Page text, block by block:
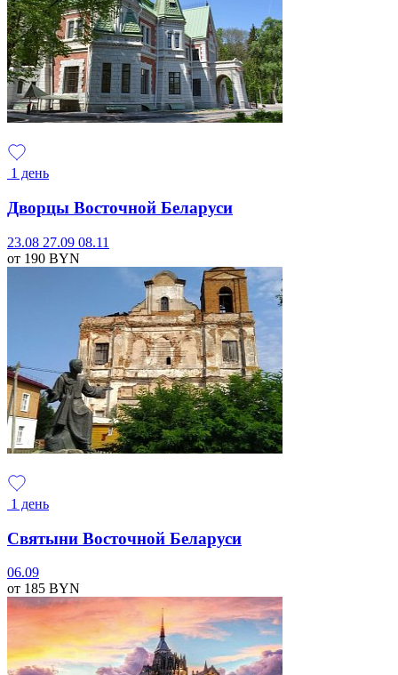
1 день
Дворцы Восточной Беларуси
23.08 27.09 08.11
от 190 BYN
1 день
Святыни Восточной Беларуси
06.09
от 185 BYN